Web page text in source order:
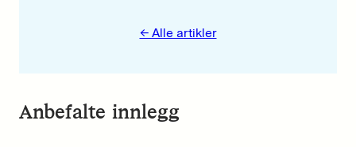
← Alle artikler
Anbefalte innlegg